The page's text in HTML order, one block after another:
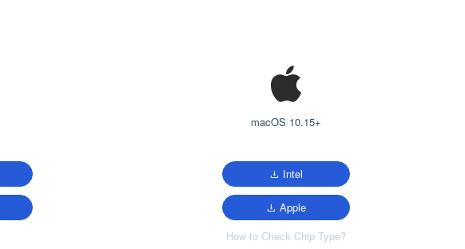
macOS 10.15+
Intel
Apple
How to Check Chip Type?